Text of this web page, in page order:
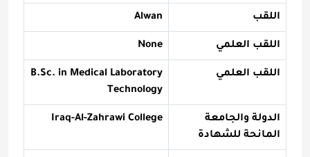
اللقب Alwan
اللقب العلمي None
اللقب العلمي
B.Sc. in Medical Laboratory
Technology
الدولة والجامعة
المانحة للشهادة
Iraq-Al-Zahrawi College